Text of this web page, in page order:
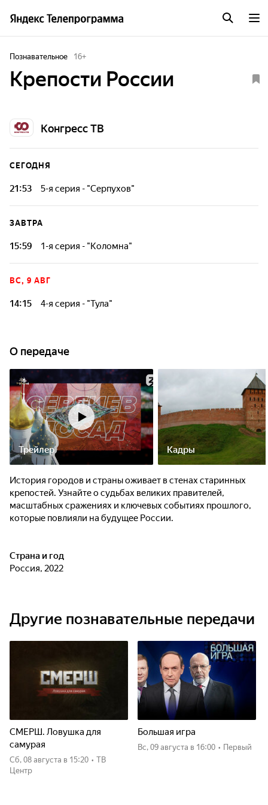
Познавательное 16+
Крепости России
Конгресс ТВ
СЕГОДНЯ
21:53 5-я серия - "Серпухов"
История городов и страны оживает в стенах старинных
масштабных сражениях и ключевых событиях прошлого,
ЗАВТРА
15:59 1-я серия - "Коломна"
История городов и страны оживает в стенах старинных
масштабных сражениях и ключевых событиях прошлого,
ВС, 9 АВГ
14:15 4-я серия - "Тула"
этими клише.
О передаче
Трейлер Кадры
История городов и страны оживает в стенах старинных
крепостей. Узнайте о судьбах великих правителей,
масштабных сражениях и ключевых событиях прошлого,
которые повлияли на будущее России.
Страна и год
Россия, 2022
Другие познавательные передачи
СМЕРШ. Ловушка для
самурая
сб, 08 августа в 15:20 • ТВ
Центр
Большая игра
вс, 09 августа в 16:00 • Первый